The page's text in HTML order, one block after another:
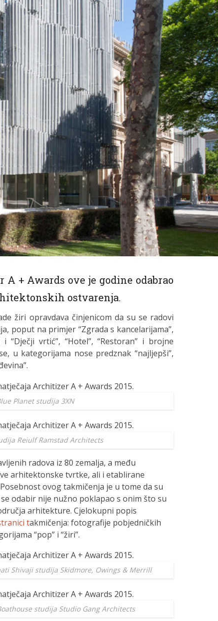
+ Awards ove je godine odabrao
ostvarenja.
žiri opravdava činjenicom da su se radovi
poput na primjer “Zgrada s kancelarijama”,
i “Dječji vrtić”, “Hotel”, “Restoran” i brojne
u kategorijama nose predznak “najljepši”,
Planet studija 3XN
Reiulf Ramstad Architects
radova iz 80 zemalja, a među
arhitektonske tvrtke, ali i etablirane
ovog takmičenja je u tome da su
odabir nije nužno poklapao s onim što su
arhitekture. Cjelokupni popis
takmičenja: fotografije pobjedničkih
“pop” i “žiri”.
Shivaji studija Skidmore, Owings & Merrill
studija Studio Gang Architects